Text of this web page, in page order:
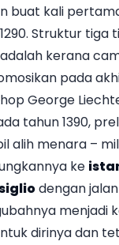
buat kali
Struktur tiga
kerana
pada
George
tahun 1390,
alih menara –
ke
dengan
menjadi
dirinya dan